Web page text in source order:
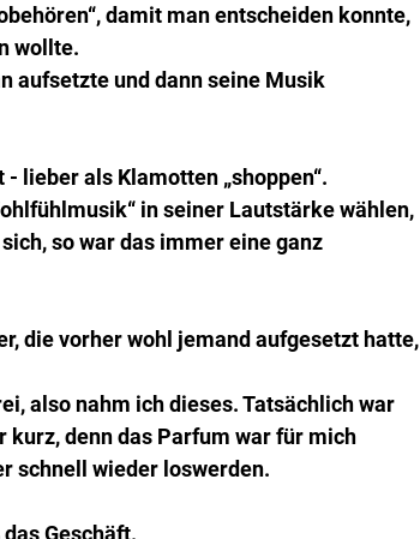
damit man entscheiden konnte,
wollte.
aufsetzte und dann seine Musik
lieber als Klamotten „shoppen“.
in seiner Lautstärke wählen,
so war das immer eine ganz
die vorher wohl jemand aufgesetzt hatte,
also nahm ich dieses. Tatsächlich war
kurz, denn das Parfum war für mich
schnell wieder loswerden.
Geschäft.